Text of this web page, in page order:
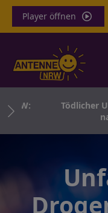
Player öffnen
Tödlicher